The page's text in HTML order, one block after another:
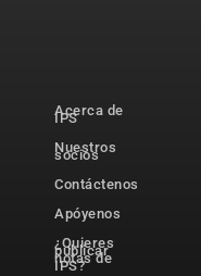
Acerca de
IPS
Nuestros
socios
Contáctenos
Apóyenos
¿Quieres
publicar
notas de
IPS?